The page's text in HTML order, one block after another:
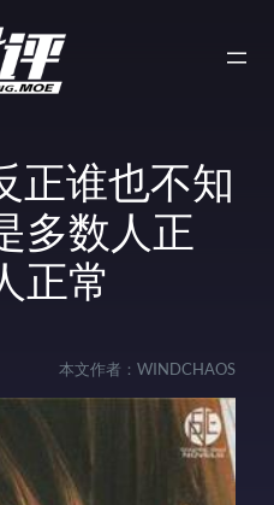
正谁也不知
多数人正
正常
本文作者： WINDCHAOS